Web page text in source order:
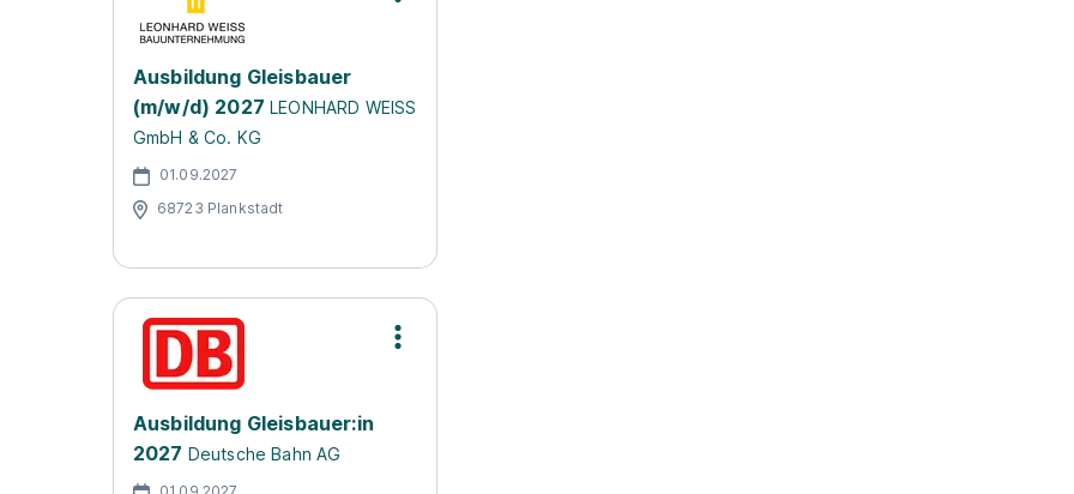
Ausbildung Gleisbauer
(m/w/d) 2027 LEONHARD WEISS
GmbH & Co. KG
01.09.2027
68723 Plankstadt
Ausbildung Gleisbauer:in
2027 Deutsche Bahn AG
01.09.2027